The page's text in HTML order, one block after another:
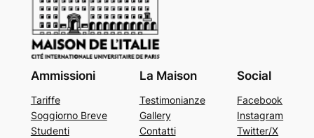
Ammissioni
Tariffe
Soggiorno Breve
Studenti
La Maison
Testimonianze
Gallery
Contatti
Social
Facebook
Instagram
Twitter/X